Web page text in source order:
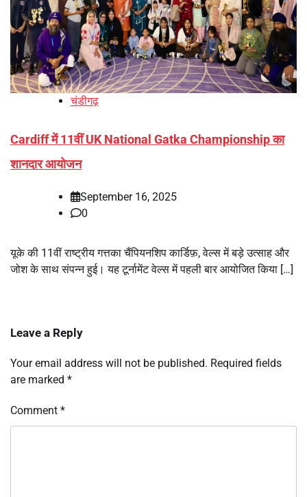
चंडीगढ़
Cardiff में 11वीं UK National Gatka Championship का
शानदार आयोजन
September 16, 2025
0
यूके की 11वीं राष्ट्रीय गत्तका चैंपियनशिप कार्डिफ़, वेल्स में बड़े उत्साह और
जोश के साथ संपन्न हुई। यह टूर्नामेंट वेल्स में पहली बार आयोजित किया […]
Leave a Reply
Your email address will not be published. Required fields
are marked *
Comment *